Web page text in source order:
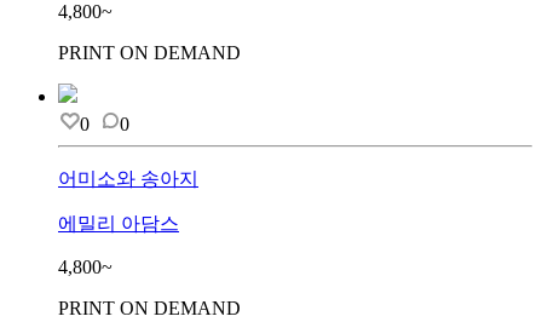
4,800~
PRINT ON DEMAND
0 0
어미소와 송아지
에밀리 아담스
4,800~
PRINT ON DEMAND